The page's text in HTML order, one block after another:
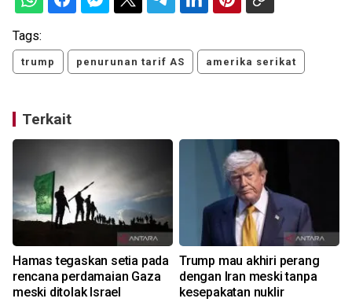
Tags:
trump penurunan tarif AS amerika serikat
Terkait
Hamas tegaskan setia pada
rencana perdamaian Gaza
meski ditolak Israel
Trump mau akhiri perang
dengan Iran meski tanpa
kesepakatan nuklir